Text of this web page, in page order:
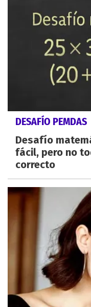
DESAFÍO PEMDAS
Desafío
fácil, pero no
correcto